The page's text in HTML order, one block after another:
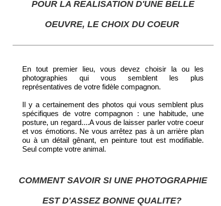
POUR LA REALISATION D'UNE BELLE
OEUVRE, LE CHOIX DU COEUR
En tout premier lieu, vous devez choisir la ou les
photographies qui vous semblent les plus
représentatives de votre fidèle compagnon.
Il y a certainement des photos qui vous semblent plus
spécifiques de votre compagnon : une habitude, une
posture, un regard....A vous de laisser parler votre coeur
et vos émotions. Ne vous arrêtez pas à un arrière plan
ou à un détail gênant, en peinture tout est modifiable.
Seul compte votre animal.
COMMENT SAVOIR SI UNE PHOTOGRAPHIE
EST D'ASSEZ BONNE QUALITE?